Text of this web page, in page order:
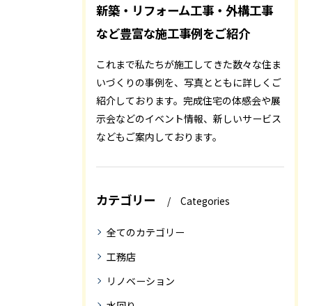
新築・リフォーム工事・外構工事
など豊富な施工事例をご紹介
これまで私たちが施工してきた数々な住ま
いづくりの事例を、写真とともに詳しくご
紹介しております。完成住宅の体感会や展
示会などのイベント情報、新しいサービス
などもご案内しております。
カテゴリー Categories
全てのカテゴリー
工務店
リノベーション